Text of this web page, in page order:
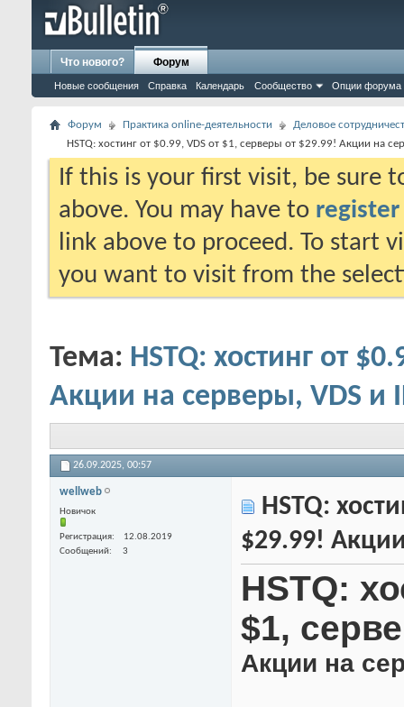
Что нового? Форум
Новые сообщения Справка Календарь Сообщество Опции форума
Форум Практика online-деятельности
Деловое
HSTQ: хостинг от $0.99, VDS от $1, cерверы от $29.99! Акции на
If this is your first visit, be sure
above. You may have to register
link above to proceed. To start
you want to visit from the
Тема: HSTQ: хостинг от
Акции на серверы, VDS и
26.09.2025, 00:57
wellweb
Новичок
Регистрация
12.08.2019
Сообщений
3
HSTQ:
$29.99!
HSTQ:
$1,
Акции на